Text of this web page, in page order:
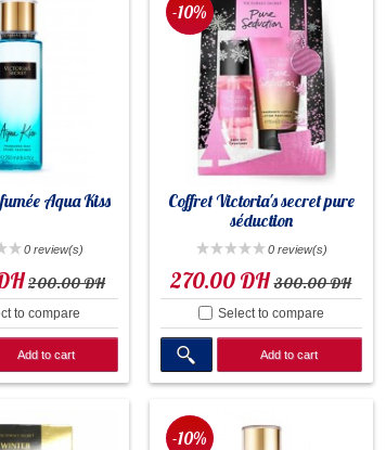
Aqua Kiss
0 review(s)
200.00 DH
to compare
Add to cart
Coffret Victoria's secret pure
séduction
0 review(s)
-10%
270.00 DH300.00 DH
Select to compare
Add to cart
-10%